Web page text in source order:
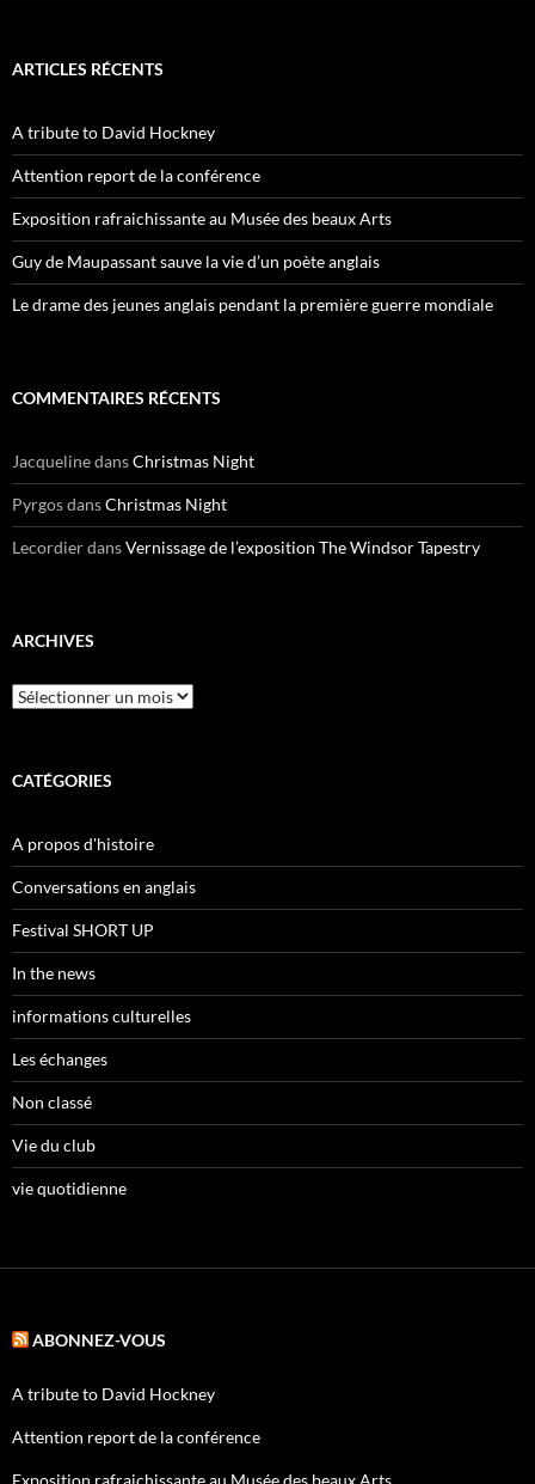
ARTICLES RÉCENTS
A tribute to David Hockney
Attention report de la conférence
Exposition rafraichissante au Musée des beaux Arts
Guy de Maupassant sauve la vie d’un poète anglais
Le drame des jeunes anglais pendant la première guerre mondiale
COMMENTAIRES RÉCENTS
JacquelinedansChristmas Night
PyrgosdansChristmas Night
LecordierdansVernissage de l’exposition The Windsor Tapestry
ARCHIVES
Archives
CATÉGORIES
A propos d'histoire
Conversations en anglais
Festival SHORT UP
In the news
informations culturelles
Les échanges
Non classé
Vie du club
vie quotidienne
ABONNEZ-VOUS
A tribute to David Hockney
Attention report de la conférence
Exposition rafraichissante au Musée des beaux Arts